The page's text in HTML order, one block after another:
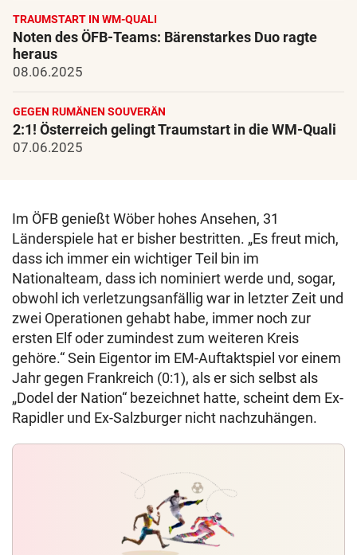
TRAUMSTART IN WM-QUALI
Noten des ÖFB-Teams: Bärenstarkes Duo ragte
heraus
08.06.2025
GEGEN RUMÄNEN SOUVERÄN
2:1! Österreich gelingt Traumstart in die WM-Quali
07.06.2025
Im ÖFB genießt Wöber hohes Ansehen, 31
Länderspiele hat er bisher bestritten. „Es freut mich,
dass ich immer ein wichtiger Teil bin im
Nationalteam, dass ich nominiert werde und, sogar,
obwohl ich verletzungsanfällig war in letzter Zeit und
zwei Operationen gehabt habe, immer noch zur
ersten Elf oder zumindest zum weiteren Kreis
gehöre.“ Sein Eigentor im EM-Auftaktspiel vor einem
Jahr gegen Frankreich (0:1), als er sich selbst als
„Dodel der Nation“ bezeichnet hatte, scheint dem Ex-
Rapidler und Ex-Salzburger nicht nachzuhängen.